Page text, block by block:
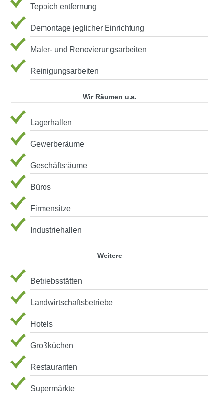
Teppich entfernung
Demontage jeglicher Einrichtung
Maler- und Renovierungsarbeiten
Reinigungsarbeiten
Wir Räumen u.a.
Lagerhallen
Gewerberäume
Geschäftsräume
Büros
Firmensitze
Industriehallen
Weitere
Betriebsstätten
Landwirtschaftsbetriebe
Hotels
Großküchen
Restauranten
Supermärkte